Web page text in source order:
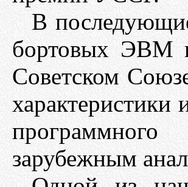
В
бортовых ЭВМ
Советском
зарубежным